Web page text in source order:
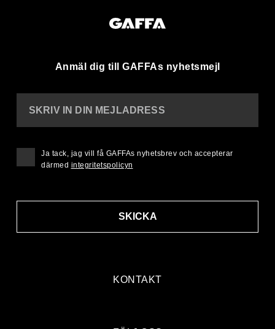
Anmäl dig till GAFFAs nyhetsmejl
KONTAKT
SKRIV IN DIN MEJLADRESS
SKICKA
Ja tack, jag vill få GAFFAs nyhetsbrev och accepterar
därmed integritetspolicyn